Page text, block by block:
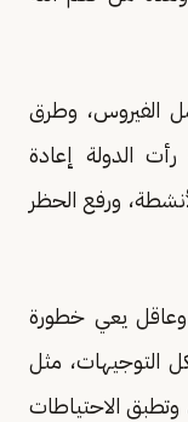
الفيروس، وطرق
الدولة إعادة
ورفع الحظر
يعي خطورة
التوجيهات، مثل
الاحتياطات